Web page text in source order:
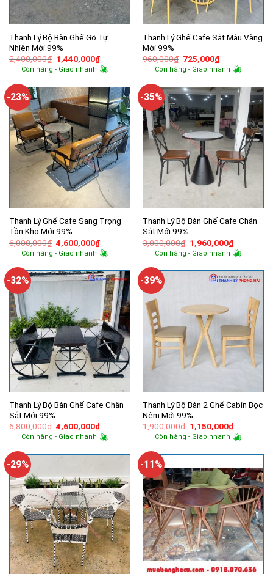
Thanh Lý Bộ Bàn Ghế Gỗ Tự
Nhiên Mới 99%
2,400,000₫ Giá
gốc
là:
1,440,000₫Giá
hiện
tại
1,440,000₫.
Còn hàng - Giao nhanh
Thanh Lý Ghế Cafe Sắt Màu Vàng
Mới 99%
960,000₫ Giá
gốc
là:
725,000₫Giá
hiện
tại
725,000₫.
Còn hàng - Giao nhanh
-23%
Thanh Lý Ghế Cafe Sang Trọng
Tồn Kho Mới 99%
6,000,000₫ Giá
gốc
là:
4,600,000₫Giá
hiện
tại
4,600,000₫.
Còn hàng - Giao nhanh
-35%
Thanh Lý Bộ Bàn Ghế Cafe Chân
Sắt Mới 99%
3,000,000₫ Giá
gốc
là:
1,960,000₫Giá
hiện
tại
Còn hàng - Giao nhanh
-32%
Thanh Lý Bộ Bàn Ghế Cafe Chân
Sắt Mới 99%
6,800,000₫ Giá
gốc
là:
4,600,000₫Giá
hiện
tại
4,600,000₫.
Còn hàng - Giao nhanh
-39%
Thanh Lý Bộ Bàn 2 Ghế Cabin Bọc
Nệm Mới 99%
1,900,000₫ Giá
gốc
là:
1,150,000₫Giá
hiện
tại
Còn hàng - Giao nhanh
-29% -11%